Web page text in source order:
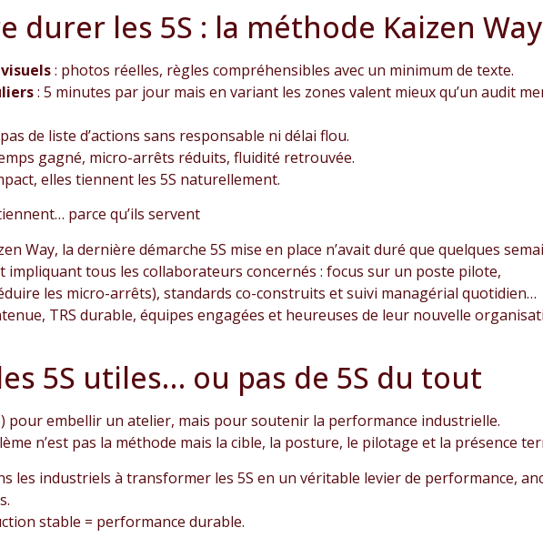
durer les 5S : la méthode Kaizen Way
: photos réelles, règles compréhensibles avec un minimum de texte.
: 5 minutes par jour mais en variant les zones valent mieux qu’un audit
de liste d’actions sans responsable ni délai flou.
gagné, micro-arrêts réduits, fluidité retrouvée.
elles tiennent les 5S naturellement.
parce qu’ils servent
Way, la dernière démarche 5S mise en place n’avait duré que quelques
impliquant tous les collaborateurs concernés : focus sur un poste pilote,
les micro-arrêts), standards co-construits et suivi managérial quotidien…
TRS durable, équipes engagées et heureuses de leur nouvelle
5S utiles… ou pas de 5S du tout
pour embellir un atelier, mais pour soutenir la performance industrielle.
n’est pas la méthode mais la cible, la posture, le pilotage et la présence
les industriels à transformer les 5S en un véritable levier de performance,
stable = performance durable.